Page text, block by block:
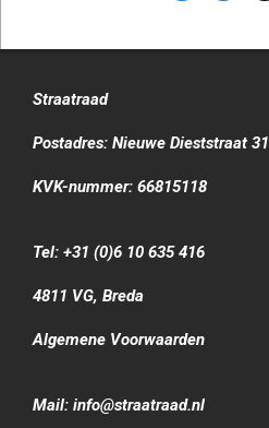
Straatraad
Postadres: Nieuwe Dieststraat 31
KVK-nummer: 66815118
Tel: +31 (0)6 10 635 416
4811 VG, Breda
Algemene Voorwaarden
Mail: info@straatraad.nl